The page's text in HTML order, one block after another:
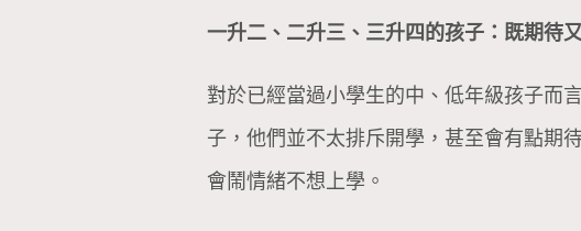
一升二、二升三、三升四的孩子：既期待
對於已經當過小學生的中、低年級孩子而
子，他們並不太排斥開學，甚至會有點期
會鬧情緒不想上學。